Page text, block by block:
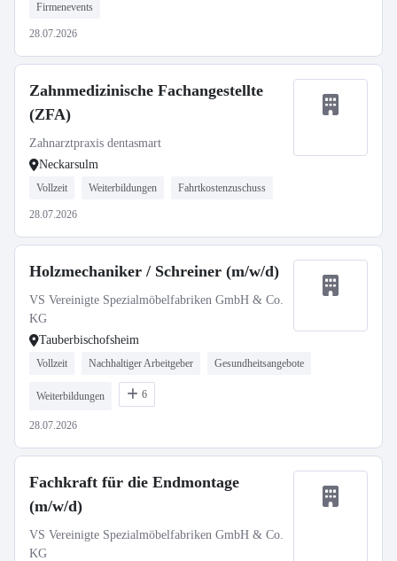
Firmenevents
28.07.2026
Zahnmedizinische Fachangestellte
(ZFA)
Zahnarztpraxis dentasmart
Neckarsulm
Vollzeit Weiterbildungen Fahrtkostenzuschuss
28.07.2026
Holzmechaniker / Schreiner (m/w/d)
VS Vereinigte Spezialmöbelfabriken GmbH & Co.
KG
Tauberbischofsheim
Vollzeit Nachhaltiger Arbeitgeber Gesundheitsangebote
Weiterbildungen 6
28.07.2026
Fachkraft für die Endmontage
(m/w/d)
VS Vereinigte Spezialmöbelfabriken GmbH & Co.
KG